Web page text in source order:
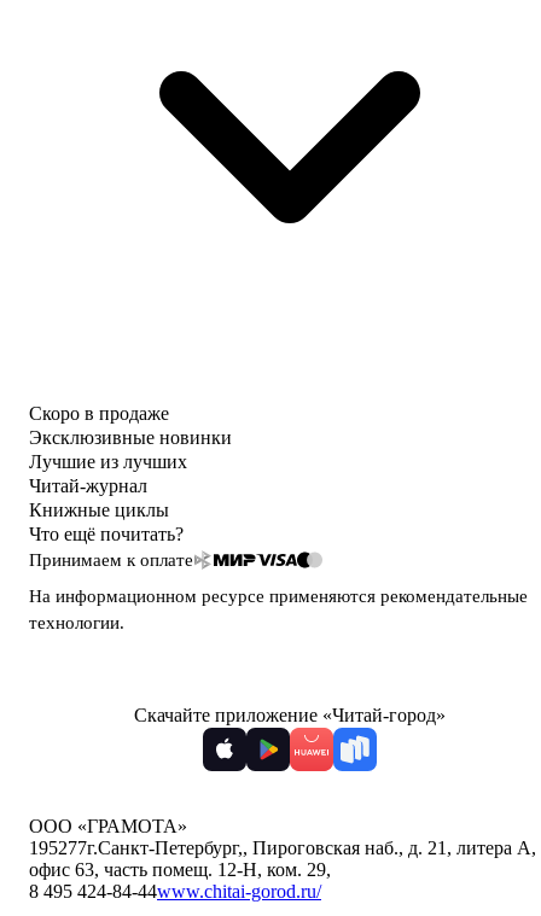
Скоро в продаже
Эксклюзивные новинки
Лучшие из лучших
Читай-журнал
Книжные циклы
Что ещё почитать?
Принимаем к оплате
На информационном ресурсе применяются рекомендательные
технологии.
Скачайте приложение «Читай-город»
ООО «ГРАМОТА»
195277г.Санкт-Петербург,, Пироговская наб., д. 21, литера А,
офис 63, часть помещ. 12-Н, ком. 29,
8 495 424-84-44www.chitai-gorod.ru/